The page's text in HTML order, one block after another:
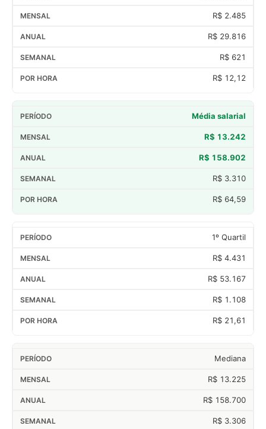
R$ 2.485
R$ 29.816
R$ 621
R$ 12,12
Média salarial
R$ 13.242
R$ 158.902
R$ 3.310
R$ 64,59
1º Quartil
R$ 4.431
R$ 53.167
R$ 1.108
R$ 21,61
Mediana
R$ 13.225
R$ 158.700
R$ 3.306